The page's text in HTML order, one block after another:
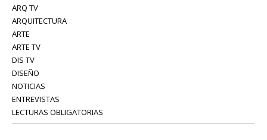
ARQ TV
ARQUITECTURA
ARTE
ARTE TV
DIS TV
DISEÑO
NOTICIAS
ENTREVISTAS
LECTURAS OBLIGATORIAS